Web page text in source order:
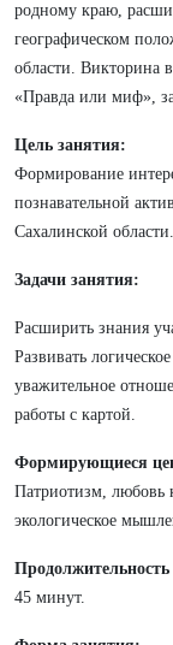
родному краю,
географическом
области. Викторина
«Правда или миф»,
Цель занятия:
Формирование
познавательной
Сахалинской области.
Задачи занятия:
Расширить знания
Развивать
уважительное
работы с картой.
Формирующиеся
Патриотизм, любовь
экологическое
45 минут.